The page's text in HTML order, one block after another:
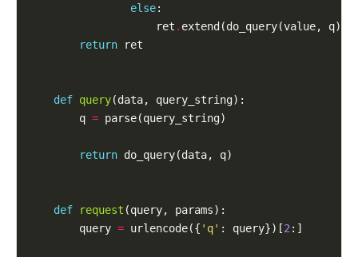
else:
                    ret
. extend(do_query(value, q))
return ret
def query(data, query_string):
        q
= parse(query_string)
return do_query(data, q)
def request (query, params):
        query
= urlencode({ 'q' : query})[2 :]